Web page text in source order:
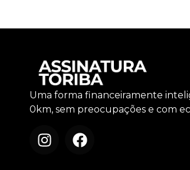
Uma forma financeiramente
0km, sem preocupações e com